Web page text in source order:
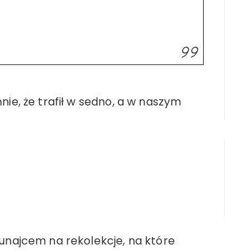
że trafił w sedno, a w naszym
na rekolekcje, na które